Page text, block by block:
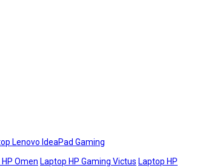
Lenovo IdeaPad Gaming
Omen Laptop HP Gaming Victus Laptop HP